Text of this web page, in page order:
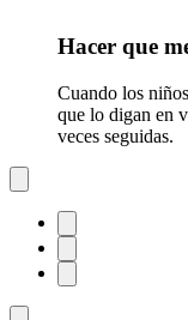
Hacer que
Cuando los
que lo digan en
veces seguidas.